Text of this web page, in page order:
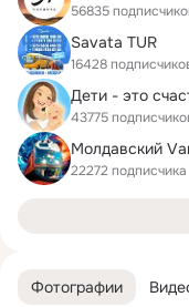
Фотографии
56835
Savata TUR
16428
Дети - это
43775
Молдавский
22272 подписчика